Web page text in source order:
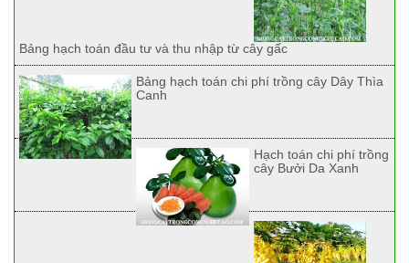
Bảng hạch toán đầu tư và thu nhập từ cây gấc
Bảng hạch toán chi phí trồng cây Dây Thìa
Canh
Hạch toán chi phí trồng
cây Bưởi Da Xanh